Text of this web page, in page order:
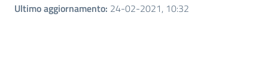
Ultimo aggiornamento: 24-02-2021, 10:32